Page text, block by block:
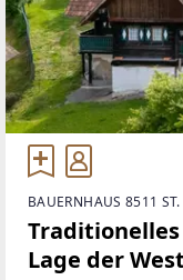
BAUERNHAUS 8511
Lage der